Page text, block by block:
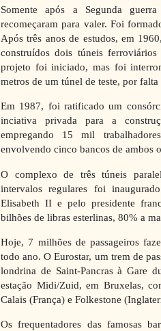
Somente após a Segunda
recomeçaram para valer. Foi
Após três anos de estudos, em
construídos dois túneis
projeto foi iniciado, mas foi
metros de um túnel de teste, por
Em 1987, foi ratificado um
inciativa privada para a
empregando 15 mil
envolvendo cinco bancos de ambos
O complexo de três túneis
intervalos regulares foi
Elisabeth II e pelo presidente
bilhões de libras esterlinas, 80% a
Hoje, 7 milhões de passageiros
todo ano. O Eurostar, um trem de
londrina de Saint-Pancras à Gare
estação Midi/Zuid, em Bruxelas,
Calais (França) e Folkestone
Os frequentadores das famosas